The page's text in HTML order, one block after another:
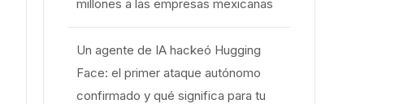
millones a las empresas mexicanas
Un agente de IA hackeó Hugging
Face: el primer ataque autónomo
confirmado y qué significa para tu